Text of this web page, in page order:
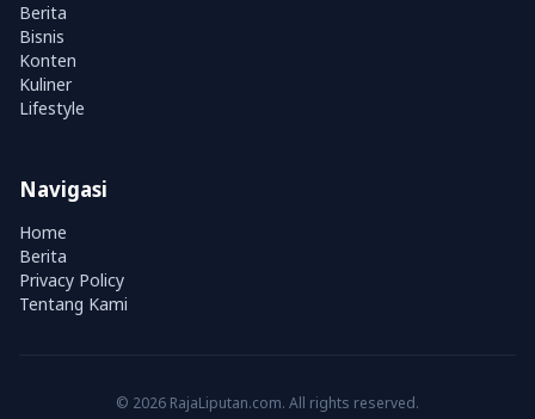
Berita
Bisnis
Konten
Kuliner
Lifestyle
Navigasi
Home
Berita
Privacy Policy
Tentang Kami
© 2026 RajaLiputan.com. All rights reserved.